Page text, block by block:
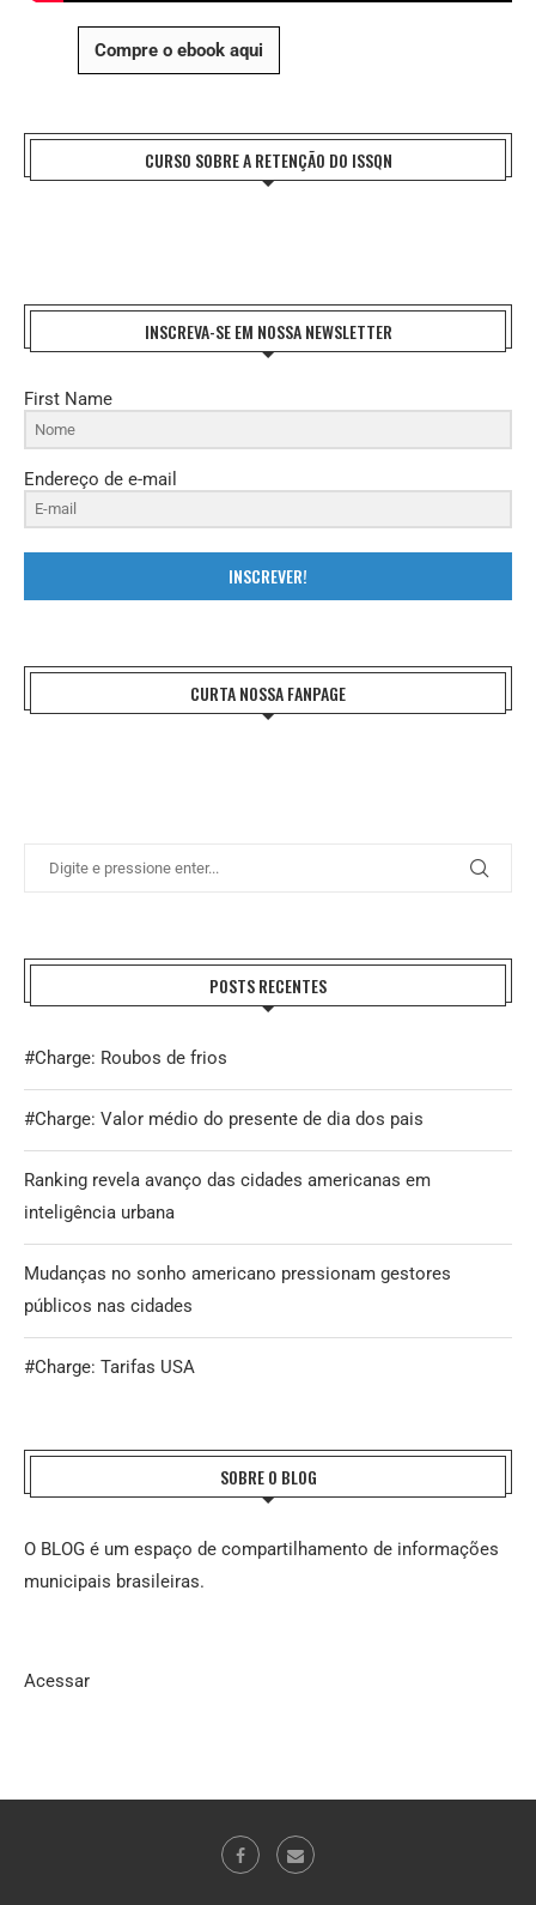
Compre o ebook aqui
CURSO SOBRE A RETENÇÃO DO ISSQN
INSCREVA-SE EM NOSSA NEWSLETTER
First Name
Endereço de e-mail
INSCREVER!
CURTA NOSSA FANPAGE
POSTS RECENTES
#Charge: Roubos de frios
#Charge: Valor médio do presente de dia dos pais
Ranking revela avanço das cidades americanas em
inteligência urbana
Mudanças no sonho americano pressionam gestores
públicos nas cidades
#Charge: Tarifas USA
SOBRE O BLOG
O BLOG é um espaço de compartilhamento de informações
municipais brasileiras.
Acessar